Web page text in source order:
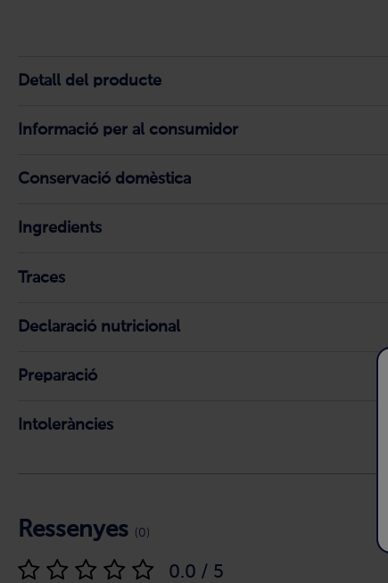
Detall del producte
Informació per al consumidor
Conservació domèstica
Ingredients
Traces
Declaració nutricional
Preparació
Intoleràncies
Ressenyes (0)
0.0 / 5